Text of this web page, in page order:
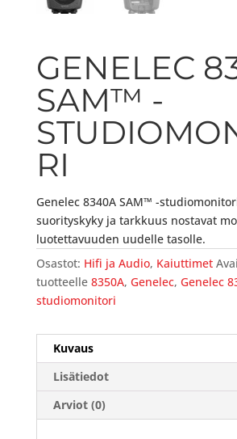
GENELEC
SAM™ -
RI
Genelec 8340A SAM™ -
suorityskyky ja tarkkuus nostavat
luotettavuuden uudelle tasolle.
Osastot: Hifi ja Audio, Kaiuttimet
tuotteelle 8350A, Genelec, Genelec
studiomonitori
Kuvaus
Lisätiedot
Arviot (0)